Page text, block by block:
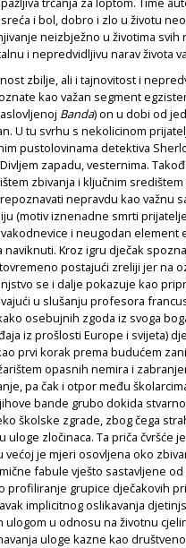
i bol, dobro i zlo u životu
neizbježno u životima
i nepredvidljivu narav života
zbilje, ali i tajnovitost i
kao važan segment
Banda) on u dobi od
U tu svrhu s nekolicinom
pustolovinama detektiva
zapadu, vesternima.
zbivanja i ključnim
nepravdu kao važnu
(motiv iznenadne smrti
i neugodan element
Kroz igru dječak
postajući zreliji jer na
se i dalje pokazuje kao
u slušanju profesora
osebujnih zgoda iz svoga
iz prošlosti Europe i svijeta)
prvi korak prema budućem
opasnih nemira i
pa čak i otpor među
bande grubo dokida
školske zgrade, zbog čega
uloge zločinaca. Ta priča čvršće
većoj je mjeri osovljena oko
fabule vješto sastavljene
profiliranje grupice dječakovih
implicitnog oslikavanja
ulogom u odnosu na životnu
uloge kazne kao